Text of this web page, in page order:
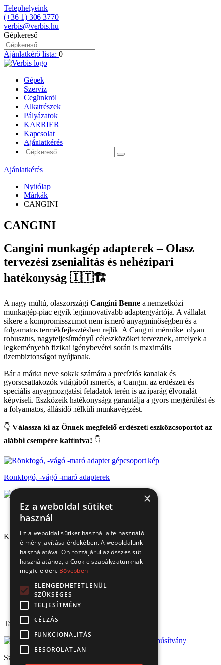
Telephelyeink
(+36 1) 306 3770
verbis@verbis.hu
Gépkereső
Ajánlatkérő lista: 0
Gépek
Szerviz
Cégünkről
Alkatrészek
Pályázatok
KARRIER
Kapcsolat
Ajánlatkérés
Ajánlatkérés
Nyitólap
Márkák
CANGINI
CANGINI
Cangini munkagép adapterek – Olasz
tervezési zsenialitás és nehézipari
hatékonyság 🇮🇹🏗️
A nagy múltú, olaszországi Cangini Benne a nemzetközi
munkagép-piac egyik leginnovatívabb adaptergyártója. A vállalat
sikere a kompromisszumot nem ismerő anyagminőségben és a
folyamatos termékfejlesztésben rejlik. A Cangini mérnökei olyan
robusztus, nagyteljesítményű céleszközöket terveznek, amelyek a
legkeményebb fizikai igénybevétel során is maximális
üzembiztonságot nyújtanak.
Bár a márka neve sokak számára a precíziós kanalak és
gyorscsatlakozók világából ismerős, a Cangini az erdészeti és
speciális anyagmozgatási feladatok terén is az iparág élvonalát
képviseli. Eszközeik hatékonysága garantálja a gyors megtérülést és
a folyamatos, állásidő nélküli munkavégzést.
👇 Válassza ki az Önnek megfelelő erdészeti eszközcsoportot az
alábbi csempére kattintva! 👇
Rönkfogó, -vágó -maró adapterek
Kapcsolat
1151 Budapest, Mélyfúró u. 2/E.
3070 Bátonyterenye, Ózdi út 15.
8693 Lengyeltóti, Fonyódi u. 10.
6000 Kecskemét, Budai út 137.
Tel.: (+36) 1 306 3770
Email: verbis@verbis.hu
Tanúsítványaink
Széchenyi 2020
×
Ez a weboldal sütiket
használ
Ez a weboldal sütiket használ a felhasználói
élmény javítása érdekében. A weboldalunk
használatával Ön hozzájárul az összes süti
használatához, a Cookie szabályzatunknak
megfelelően. Bővebben
ELENGEDHETETLENÜL
SZÜKSÉGES
TELJESÍTMÉNY
CÉLZÁS
FUNKCIONALITÁS
BESOROLATLAN